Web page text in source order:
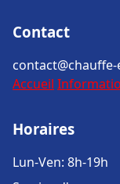
Contact
Accueil
Horaires
Lun-Ven: 8h-19h